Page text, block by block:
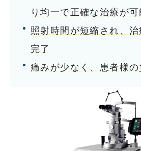
り均一で正確な治療が可
照射時間が短縮され、
完了
痛みが少なく、患者様